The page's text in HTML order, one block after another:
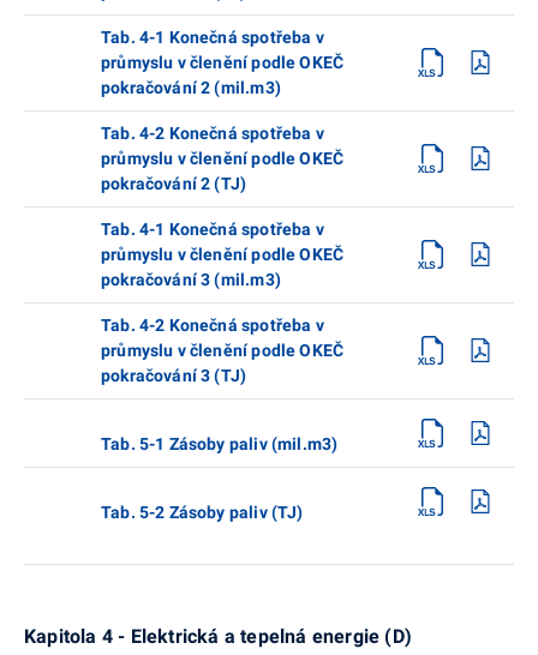
Tab. 4-1 Konečná spotřeba v
průmyslu v členění podle OKEČ
pokračování 2 (mil.m3)
Tab. 4-2 Konečná spotřeba v
průmyslu v členění podle OKEČ
pokračování 2 (TJ)
Tab. 4-1 Konečná spotřeba v
průmyslu v členění podle OKEČ
pokračování 3 (mil.m3)
Tab. 4-2 Konečná spotřeba v
průmyslu v členění podle OKEČ
pokračování 3 (TJ)
Tab. 5-1 Zásoby paliv (mil.m3)
Tab. 5-2 Zásoby paliv (TJ)
Kapitola 4 - Elektrická a tepelná energie (D)